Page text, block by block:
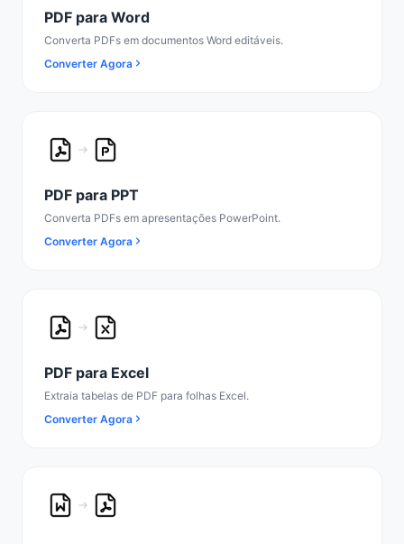
PDF para Word
Converta PDFs em documentos Word editáveis.
Converter Agora
PDF para PPT
Converta PDFs em apresentações PowerPoint.
Converter Agora
PDF para Excel
Extraia tabelas de PDF para folhas Excel.
Converter Agora